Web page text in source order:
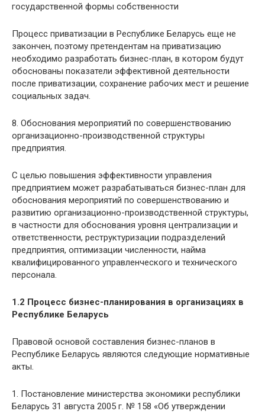
государственной формы собственности
Процесс приватизации в Республике Беларусь еще не
закончен, поэтому претендентам на приватизацию
необходимо разработать бизнес-план, в котором будут
обоснованы показатели эффективной деятельности
после приватизации, сохранение рабочих мест и решение
социальных задач.
8. Обоснования мероприятий по совершенствованию
организационно-производственной структуры
предприятия.
С целью повышения эффективности управления
предприятием может разрабатываться бизнес-план для
обоснования мероприятий по совершенствованию и
развитию организационно-производственной структуры,
в частности для обоснования уровня централизации и
ответственности, реструктуризации подразделений
предприятия, оптимизации численности, найма
квалифицированного управленческого и технического
персонала.
1.2 Процесс бизнес-планирования в организациях в
Республике Беларусь
Правовой основой составления бизнес-планов в
Республике Беларусь являются следующие нормативные
акты.
1. Постановление министерства экономики республики
Беларусь 31 августа 2005 г. № 158 «Об утверждении